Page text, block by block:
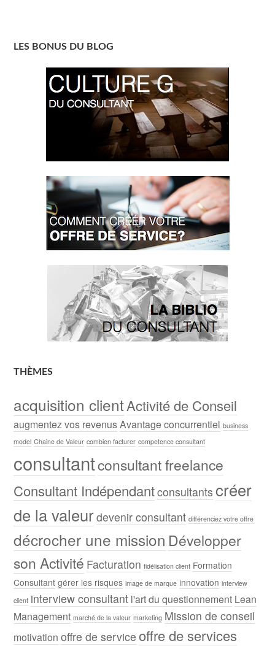
LES BONUS DU BLOG
THÈMES
acquisition clientActivité de Conseil
augmentez vos revenusAvantage concurrentiel business
model Chaine de Valeur combien facturer competence consultant
consultantconsultant freelance
Consultant Indépendantconsultants créer
de la valeurdevenir consultant différenciez votre offre
décrocher une mission Développer
son Activité Facturation fidélisation client Formation
Consultant gérer les risques image de marque innovation interview
client interview consultant l'art du questionnement Lean
Management marché de la valeur marketing Mission de conseil
motivation offre de service offre de services